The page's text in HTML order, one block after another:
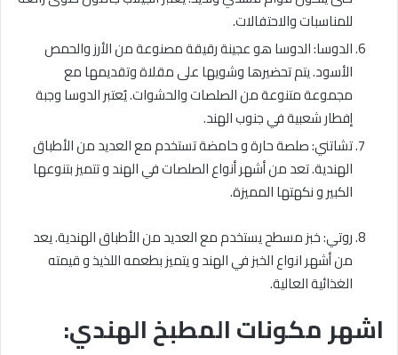
للمناسبات والاحتفالات.
الدوسا: الدوسا هو عجينة رقيقة مصنوعة من الأرز والحمص
الأسود. يتم تحضيرها وشويها على مقلاة وتقديمها مع
مجموعة متنوعة من الصلصات والحشوات. يُعتبر الدوسا وجبة
إفطار شعبية في جنوب الهند.
تشاتني: صلصة حارة و حامضة تستخدم مع العديد من الأطباق
الهندية. تعد من أشهر أنواع الصلصات في الهند و تتميز بتنوعها
الكبير و نكهتها المميزة.
روتي: خبز مسطح يستخدم مع العديد من الأطباق الهندية. يعد
من أشهر انواع الخبز في الهند و يتميز بطعمه اللذيذ و قيمته
الغذائية العالية.
اشهر مكونات المطبخ الهندي: